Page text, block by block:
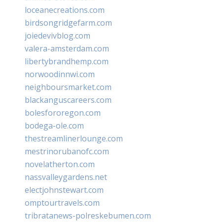
loceanecreations.com
birdsongridgefarm.com
joiedevivblog.com
valera-amsterdam.com
libertybrandhemp.com
norwoodinnwi.com
neighboursmarket.com
blackanguscareers.com
bolesfororegon.com
bodega-ole.com
thestreamlinerlounge.com
mestrinorubanofc.com
novelatherton.com
nassvalleygardens.net
electjohnstewart.com
omptourtravels.com
tribratanews-polreskebumen.com